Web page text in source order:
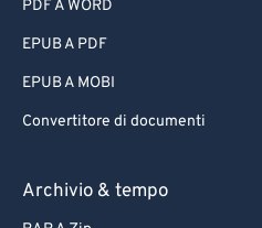
PDF A WORD
EPUB A PDF
EPUB A MOBI
Convertitore di documenti
Archivio & tempo